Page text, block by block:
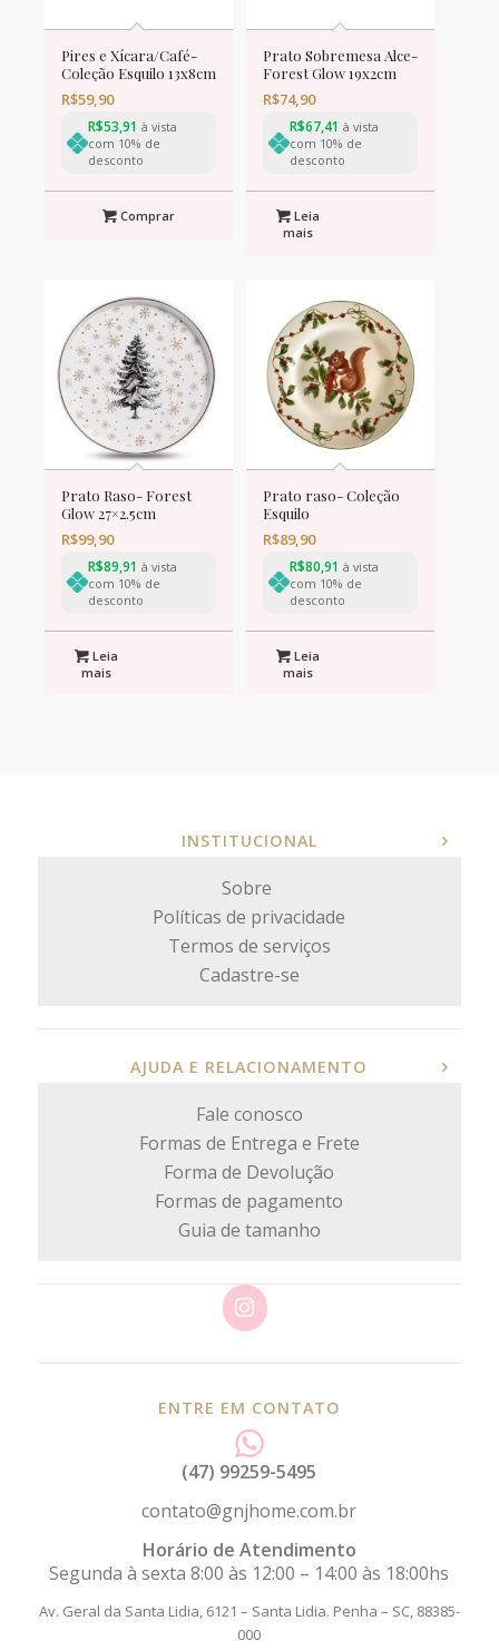
Pires e Xícara/Café-
Coleção Esquilo 13x8cm
R$59,90
R$53,91 à vista
com 10% de
desconto
Comprar
Prato Sobremesa Alce-
Forest Glow 19x2cm
R$74,90
R$67,41 à vista
com 10% de
desconto
Leia
mais
Prato Raso- Forest
Glow 27×2.5cm
R$99,90
R$89,91 à vista
com 10% de
desconto
Leia
mais
Prato raso- Coleção
Esquilo
R$89,90
R$80,91 à vista
com 10% de
desconto
Leia
mais
INSTITUCIONAL
Sobre
Políticas de privacidade
Termos de serviços
Cadastre-se
AJUDA E RELACIONAMENTO
Fale conosco
Formas de Entrega e Frete
Forma de Devolução
Formas de pagamento
Guia de tamanho
ENTRE EM CONTATO
(47) 99259-5495
contato@gnjhome.com.br
Horário de Atendimento
Segunda à sexta 8:00 às 12:00 – 14:00 às 18:00hs
Av. Geral da Santa Lidia, 6121 – Santa Lidia. Penha – SC, 88385-
000